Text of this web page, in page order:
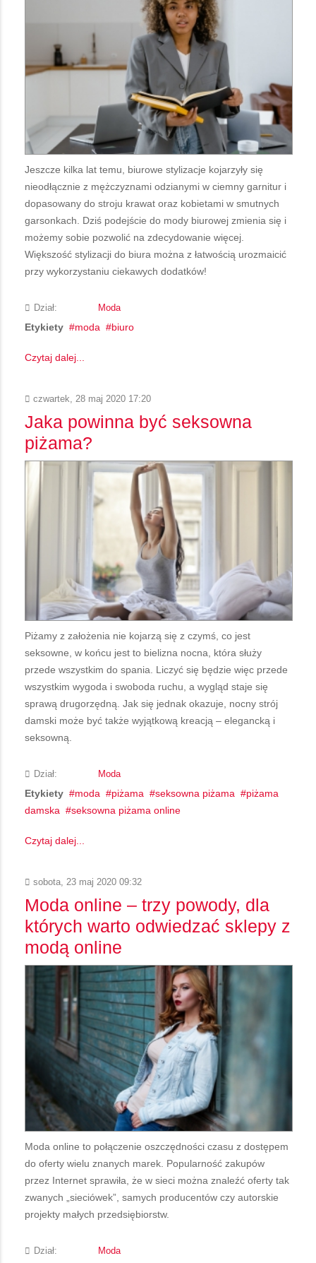
Jeszcze kilka lat temu, biurowe stylizacje kojarzyły się
nieodłącznie z mężczyznami odzianymi w ciemny garnitur i
dopasowany do stroju krawat oraz kobietami w smutnych
garsonkach. Dziś podejście do mody biurowej zmienia się i
możemy sobie pozwolić na zdecydowanie więcej.
Większość stylizacji do biura można z łatwością urozmaicić
przy wykorzystaniu ciekawych dodatków!
Dział: Moda
Etykiety moda biuro
Czytaj dalej...
czwartek, 28 maj 2020 17:20
Jaka powinna być seksowna
piżama?
Piżamy z założenia nie kojarzą się z czymś, co jest
seksowne, w końcu jest to bielizna nocna, która służy
przede wszystkim do spania. Liczyć się będzie więc przede
wszystkim wygoda i swoboda ruchu, a wygląd staje się
sprawą drugorzędną. Jak się jednak okazuje, nocny strój
damski może być także wyjątkową kreacją – elegancką i
seksowną.
Dział: Moda
Etykiety moda piżama seksowna piżama
piżama
damska
seksowna piżama online
Czytaj dalej...
sobota, 23 maj 2020 09:32
Moda online – trzy powody, dla
których warto odwiedzać sklepy z
modą online
Moda online to połączenie oszczędności czasu z dostępem
do oferty wielu znanych marek. Popularność zakupów
przez Internet sprawiła, że w sieci można znaleźć oferty tak
zwanych „sieciówek”, samych producentów czy autorskie
projekty małych przedsiębiorstw.
Dział: Moda